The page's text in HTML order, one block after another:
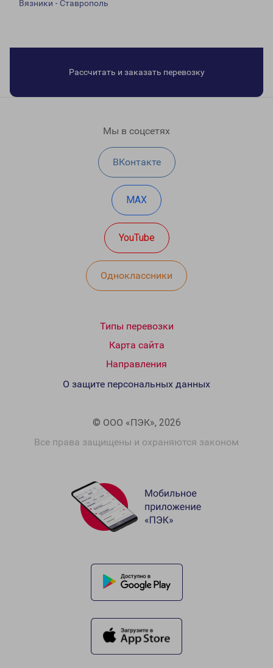
Вязники - Ставрополь
Рассчитать и заказать перевозку
Мы в соцсетях
ВКонтакте
MAX
YouTube
Одноклассники
Типы перевозки
Карта сайта
Направления
© ООО «ПЭК», 2026
Все права защищены и охраняются законом
О защите персональных данных